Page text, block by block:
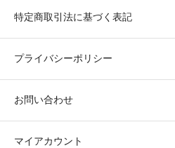
特定商取引法に基づく表記
プライバシーポリシー
お問い合わせ
マイアカウント